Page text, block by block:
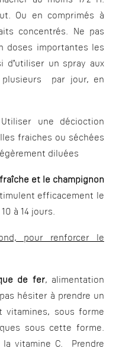
Ou en comprimés à
concentrés. Ne pas
doses importantes les
d’utiliser un spray aux
plusieurs par jour, en
une décioction
fraiches ou séchées
diluées
et le champignon
efficacement le
à 14 jours.
pour renforcer le
de fer, alimentation
hésiter à prendre un
vitamines, sous forme
sous cette forme.
la vitamine C. Prendre